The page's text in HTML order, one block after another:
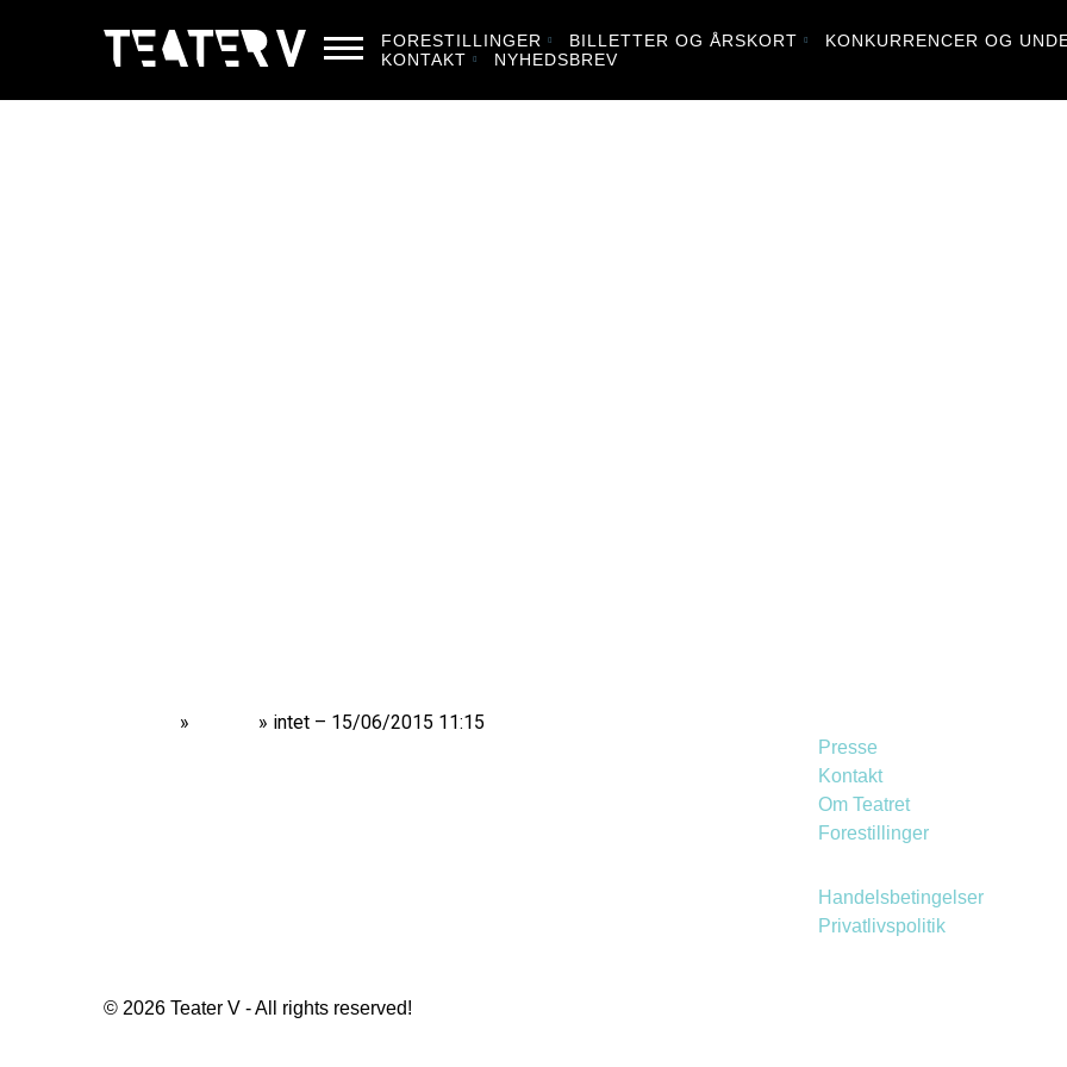
FORESTILLINGER BILLETTER OG ÅRSKORT KONKURRENCER OG
KONTAKT
NYHEDSBREV
» » intet – 15/06/2015 11:15
Presse
Kontakt
Om Teatret
Forestillinger
Handelsbetingelser
Privatlivspolitik
© 2026 Teater V - All rights reserved!